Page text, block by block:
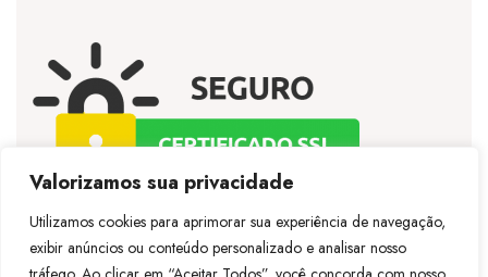
Valorizamos sua privacidade
Utilizamos cookies para aprimorar sua experiência de navegação,
exibir anúncios ou conteúdo personalizado e analisar nosso
©Licie– Todos os direitos reservados – Desenvolvido